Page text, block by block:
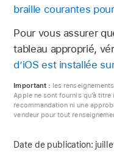
braille courantes
Pour vous assurer
tableau approprié,
d’iOS est installée
Important : les
Apple ne sont fournis qu’à
recommandation ni une
vendeur pour tout
Date de publication: